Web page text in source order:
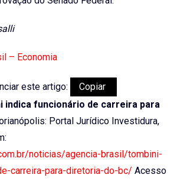
– Economia
este artigo:
Copiar
indica funcionário de carreira para
Portal Jurídico Investidura,
noticias/agencia-brasil/tombini-
carreira-para-diretoria-do-bc/ Acesso